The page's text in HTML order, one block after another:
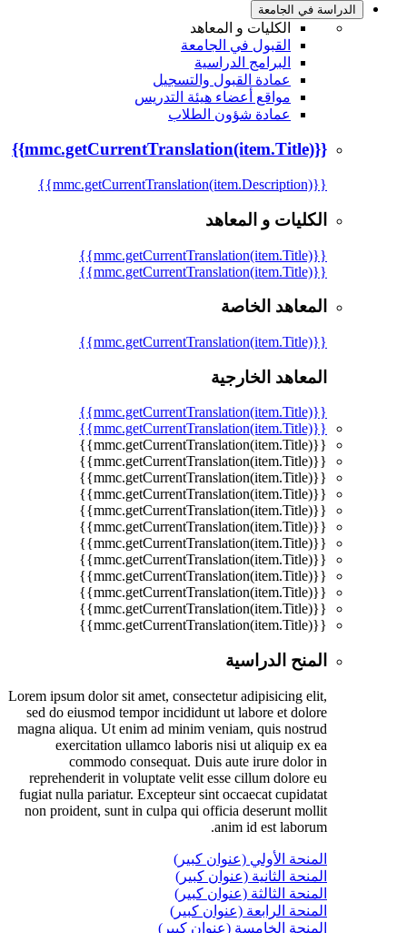
الدراسة في الجامعة
الكليات و المعاهد
القبول في الجامعة
البرامج الدراسية
عمادة القبول والتسجيل
مواقع أعضاء هيئة التدريس
عمادة شؤون الطلاب
{{mmc.getCurrentTranslation(item.Title)}}
{{mmc.getCurrentTranslation(item.Description)}}
الكليات و المعاهد
{{mmc.getCurrentTranslation(item.Title)}}
{{mmc.getCurrentTranslation(item.Title)}}
المعاهد الخاصة
{{mmc.getCurrentTranslation(item.Title)}}
المعاهد الخارجية
{{mmc.getCurrentTranslation(item.Title)}}
{{mmc.getCurrentTranslation(item.Title)}}
{{mmc.getCurrentTranslation(item.Title)}}
{{mmc.getCurrentTranslation(item.Title)}}
{{mmc.getCurrentTranslation(item.Title)}}
{{mmc.getCurrentTranslation(item.Title)}}
{{mmc.getCurrentTranslation(item.Title)}}
{{mmc.getCurrentTranslation(item.Title)}}
{{mmc.getCurrentTranslation(item.Title)}}
{{mmc.getCurrentTranslation(item.Title)}}
{{mmc.getCurrentTranslation(item.Title)}}
{{mmc.getCurrentTranslation(item.Title)}}
{{mmc.getCurrentTranslation(item.Title)}}
{{mmc.getCurrentTranslation(item.Title)}}
المنح الدراسية
Lorem ipsum dolor sit amet, consectetur adipisicing elit,
sed do eiusmod tempor incididunt ut labore et dolore
magna aliqua. Ut enim ad minim veniam, quis nostrud
exercitation ullamco laboris nisi ut aliquip ex ea
commodo consequat. Duis aute irure dolor in
reprehenderit in voluptate velit esse cillum dolore eu
fugiat nulla pariatur. Excepteur sint occaecat cupidatat
non proident, sunt in culpa qui officia deserunt mollit
anim id est laborum.
المنحة الأولي (عنوان كبير)
المنحة الثانية (عنوان كبير)
المنحة الثالثة (عنوان كبير)
المنحة الرابعة (عنوان كبير)
المنحة الخامسة (عنوان كبير)